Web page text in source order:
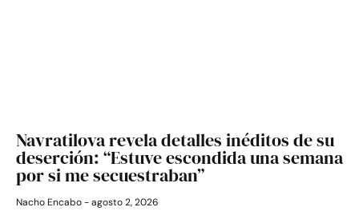
Navratilova revela detalles inéditos de su
deserción: “Estuve escondida una semana
por si me secuestraban”
Nacho Encabo agosto 2, 2026